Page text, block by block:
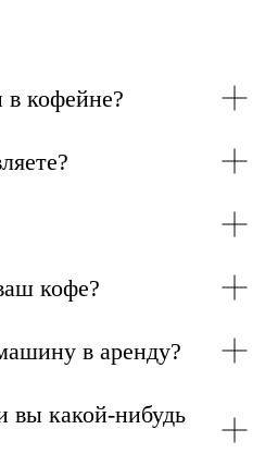
кофейне?
кофе?
в аренду?
вы какой-нибудь